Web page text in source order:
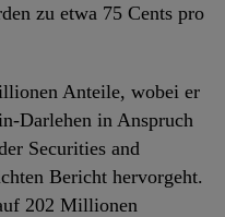
zu etwa 75 Cents pro
Anteile, wobei er
Darlehen in Anspruch
Securities and
Bericht hervorgeht.
202 Millionen